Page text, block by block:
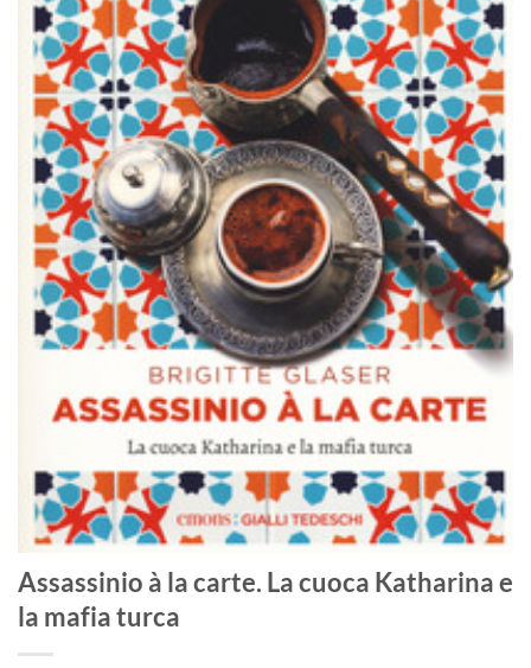
Assassinio à la carte. La cuoca Katharina e
la mafia turca